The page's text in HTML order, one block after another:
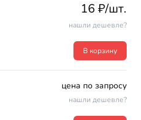
16 ₽/шт.
нашли дешевле?
В корзину
цена по запросу
нашли дешевле?